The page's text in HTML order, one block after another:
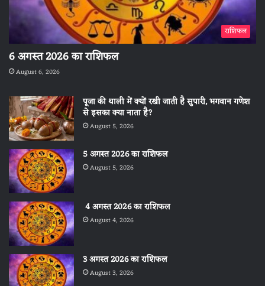
राशिफल
6 अगस्त 2026 का राशिफल
August 6, 2026
पूजा की थाली में क्यों रखी जाती है सुपारी, भगवान गणेश
से इसका क्या नाता है?
August 5, 2026
5 अगस्त 2026 का राशिफल
August 5, 2026
4 अगस्त 2026 का राशिफल
August 4, 2026
3 अगस्त 2026 का राशिफल
August 3, 2026